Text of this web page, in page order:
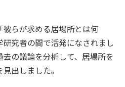
らが求める居場所とは何
究者の間で活発になされまし
の議論を分析して、居場所を
出しました。